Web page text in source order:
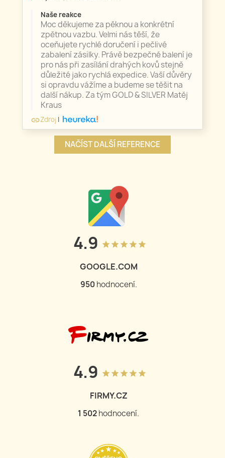
Naše reakce
Moc děkujeme za pěknou a konkrétní
zpětnou vazbu. Velmi nás těší, že
oceňujete rychlé doručení i pečlivé
zabalení zásilky. Právě bezpečné balení je
pro nás při zasílání drahých kovů stejně
důležité jako rychlá expedice. Vaší důvěry
si opravdu vážíme a budeme se těšit na
další nákup. Za tým GOLD & SILVER Matěj
Kraus
linkZdroj |
NAČÍST DALŠÍ REFERENCE
4.9 grade grade grade grade grade
GOOGLE.COM
950 hodnocení.
4.9 grade grade grade grade grade
FIRMY.CZ
1 502hodnocení.